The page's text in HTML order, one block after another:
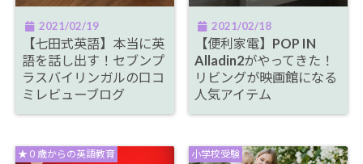
2021/02/19
【七田式英語】本当に英
語を話し出す！セブンプ
ラスバイリンガルの口コ
ミレビューブログ
2021/02/18
【便利家電】POP IN
Alladin2がやってきた！
リビングが映画館になる
人気アイテム
★０歳からの英語教育 小学校受験